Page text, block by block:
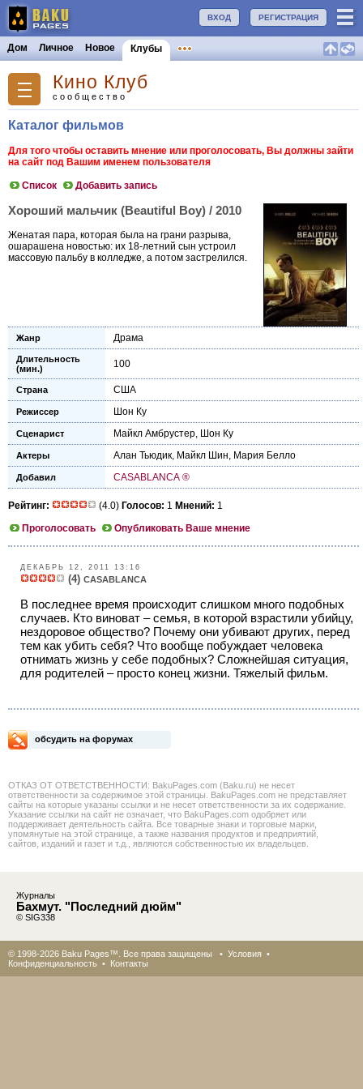
РЕГИСТРАЦИЯ
ВХОД
Дом Личное Новое Клубы
Кино Клуб
сообщество
Каталог фильмов
Для того чтобы оставить мнение или проголосовать, Вы должны зайти
на сайт под Вашим именем пользователя
Список Добавить запись
Хороший мальчик (Beautiful Boy) / 2010
Женатая пара, которая была на грани разрыва,
ошарашена новостью: их 18-летний сын устроил
массовую пальбу в колледже, а потом застрелился.
Жанр Драма
Длительность
(мин.)
100
Страна США
Режиссер Шон Ку
Сценарист Майкл Амбрустер, Шон Ку
Актеры Алан Тьюдик, Майкл Шин, Мария Белло
Добавил CASABLANCA ®
Рейтинг: (4.0) Голосов: 1 Мнений: 1
Проголосовать
Опубликовать Ваше мнение
ДЕКАБРЬ 12, 2011 13:16
(4) CASABLANCA
В последнее время происходит слишком много подобных
случаев. Кто виноват – семья, в которой взрастили убийцу,
нездоровое общество? Почему они убивают других, перед
тем как убить себя? Что вообще побуждает человека
отнимать жизнь у себе подобных? Сложнейшая ситуация,
для родителей – просто конец жизни. Тяжелый фильм.
обсудить на форумах
ОТКАЗ ОТ ОТВЕТСТВЕННОСТИ: BakuPages.com (Baku.ru) не несет
ответственности за содержимое этой страницы. BakuPages.com не представляет
сайты на которые указаны ссылки и не несет ответственности за их содержание.
Указание ссылки на сайт не означает, что BakuPages.com одобряет или
поддерживает деятельность сайта. Все товарные знаки и торговые марки,
упомянутые на этой странице, а также названия продуктов и предприятий,
сайтов, изданий и газет и т.д., являются собственностью их владельцев.
Журналы
Бахмут. "Последний дюйм"
© SIG338
© 1998-2026 Baku Pages™. Все права защищены • Условия •
Конфиденциальность • Контакты